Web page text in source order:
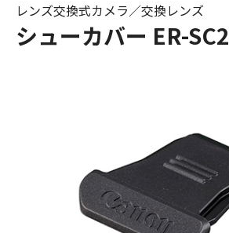
シューカバー ER-SC2
レンズ交換式カメラ／交換レンズ